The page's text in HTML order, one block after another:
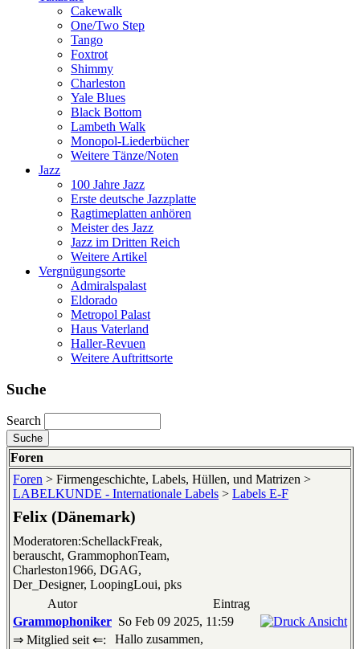
Cakewalk
One/Two Step
Tango
Foxtrot
Shimmy
Charleston
Yale Blues
Black Bottom
Lambeth Walk
Monopol-Liederbücher
Weitere Tänze/Noten
Jazz
100 Jahre Jazz
Erste deutsche Jazzplatte
Ragtimeplatten anhören
Meister des Jazz
Jazz im Dritten Reich
Weitere Artikel
Vergnügungsorte
Admiralspalast
Eldorado
Metropol Palast
Haus Vaterland
Haller-Revuen
Weitere Auftrittsorte
Suche
Search
Foren
Foren > Firmengeschichte, Labels, Hüllen, und Matrizen >
LABELKUNDE - Internationale Labels > Labels E-F
Felix (Dänemark)
Moderatoren:SchellackFreak,
berauscht, GrammophonTeam,
Charleston1966, DGAG,
Der_Designer, LoopingLoui, pks
Autor
Eintrag
Grammophoniker So Feb 09 2025, 11:59
⇒ Mitglied seit ⇐:
Hallo zusammen,